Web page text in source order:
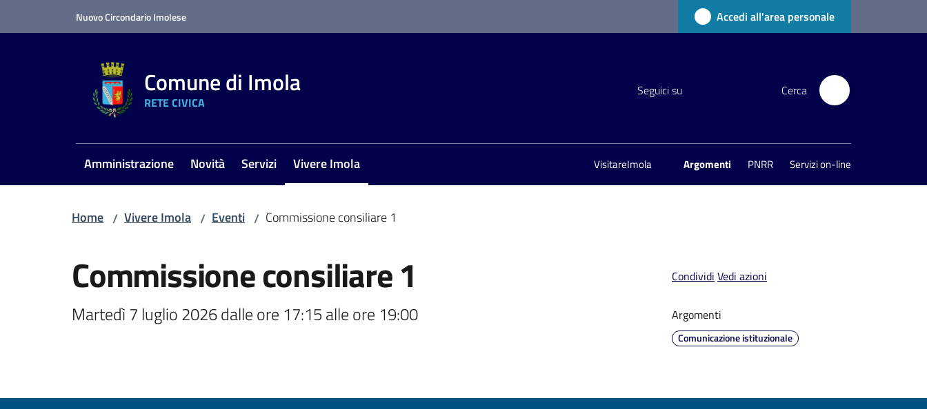
Nuovo Circondario Imolese Accedi all'area personale
Comune di Imola
RETE CIVICA
Seguici su Cerca
Amministrazione Novità Servizi Vivere Imola
Menu selezionato VisitareImola Argomenti PNRR Servizi on-line
Home / Vivere Imola / Eventi / Commissione consiliare 1
Commissione consiliare 1
Martedì 7 luglio 2026 dalle ore 17:15 alle ore 19:00
Condividi Vedi azioni
Argomenti
Comunicazione istituzionale